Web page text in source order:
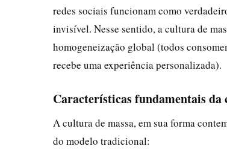
redes sociais funcionam como
invisível. Nesse sentido, a cultura de
homogeneização global (todos
recebe uma experiência personalizada).
Características fundamentais da
A cultura de massa, em sua forma
do modelo tradicional: